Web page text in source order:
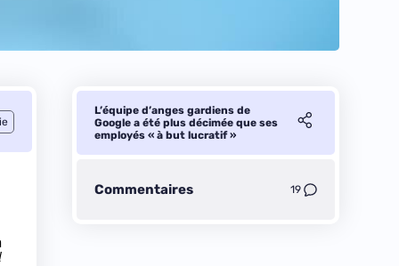
L’équipe d’anges gardiens de
Google a été plus décimée que ses
employés « à but lucratif »
Commentaires 19